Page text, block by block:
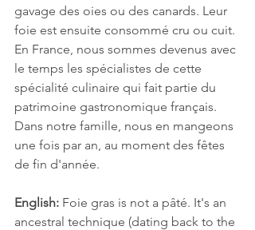
gavage des oies ou des canards. Leur
foie est ensuite consommé cru ou cuit.
En France, nous sommes devenus avec
le temps les spécialistes de cette
spécialité culinaire qui fait partie du
patrimoine gastronomique français.
Dans notre famille, nous en mangeons
une fois par an, au moment des fêtes
de fin d'année.
English: Foie gras is not a pâté. It's an
ancestral technique (dating back to the